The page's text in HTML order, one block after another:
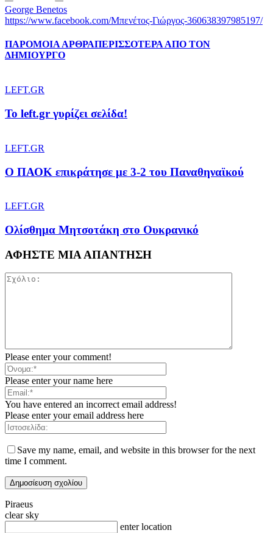
George Benetos
https://www.facebook.com/Μπενέτος-Γιώργος-360638397985197/
ΠΑΡΟΜΟΙΑ ΑΡΘΡΑΠΕΡΙΣΣΟΤΕΡΑ ΑΠΟ ΤΟΝ
ΔΗΜΙΟΥΡΓΟ
LEFT.GR
To left.gr γυρίζει σελίδα!
LEFT.GR
Ο ΠΑΟΚ επικράτησε με 3-2 του Παναθηναϊκού
LEFT.GR
Ολίσθημα Μητσοτάκη στο Ουκρανικό
ΑΦΗΣΤΕ ΜΙΑ ΑΠΑΝΤΗΣΗ
Please enter your comment!
Please enter your name here
You have entered an incorrect email address!
Please enter your email address here
Save my name, email, and website in this browser for the next
time I comment.
Piraeus
clear sky
enter location